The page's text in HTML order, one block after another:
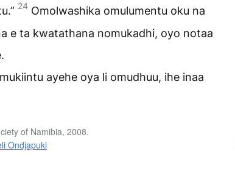
24 Omolwashika omulumentu oku na
e ta kwatathana nomukadhi, oyo notaa
ayehe oya li omudhuu, ihe inaa
of Namibia, 2008.
Ondjapuki